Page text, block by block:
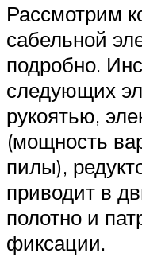
Рассмотрим
сабельной
подробно.
следующих
рукоятью,
(мощность
пилы),
приводит в
полотно и
фиксации.